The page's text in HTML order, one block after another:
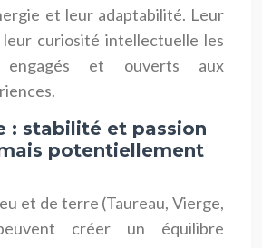
et leur adaptabilité. Leur
curiosité intellectuelle les
engagés et ouverts aux
: stabilité et passion
potentiellement
et de terre (Taureau, Vierge,
créer un équilibre